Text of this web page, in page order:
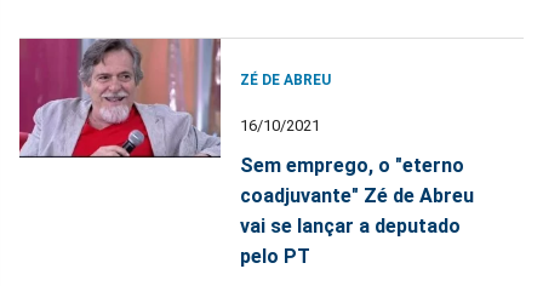
ZÉ DE ABREU
16/10/2021
Sem emprego, o "eterno
coadjuvante" Zé de Abreu
vai se lançar a deputado
pelo PT